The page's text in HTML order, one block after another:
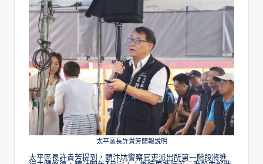
太平區長許貴芳簡報說明
太平區長許貴芳提到，頭汴坑警察官吏派出所第一階段將進